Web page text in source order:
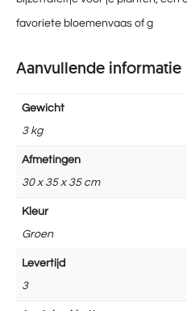
favoriete bloemenvaas of g
Aanvullende informatie
Gewicht
3 kg
Afmetingen
30 x 35 x 35 cm
Kleur
Groen
Levertijd
3